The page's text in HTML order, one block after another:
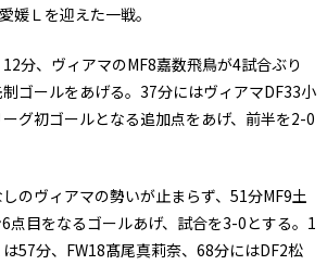
媛Ｌを迎えた一戦。
分、ヴィアマのMF8嘉数飛鳥が4試合ぶり
ゴールをあげる。37分にはヴィアマDF33小
グ初ゴールとなる追加点をあげ、前半を2-0
のヴィアマの勢いが止まらず、51分MF9土
点目をなるゴールあげ、試合を3-0とする。1
57分、FW18髙尾真莉奈、68分にはDF2松